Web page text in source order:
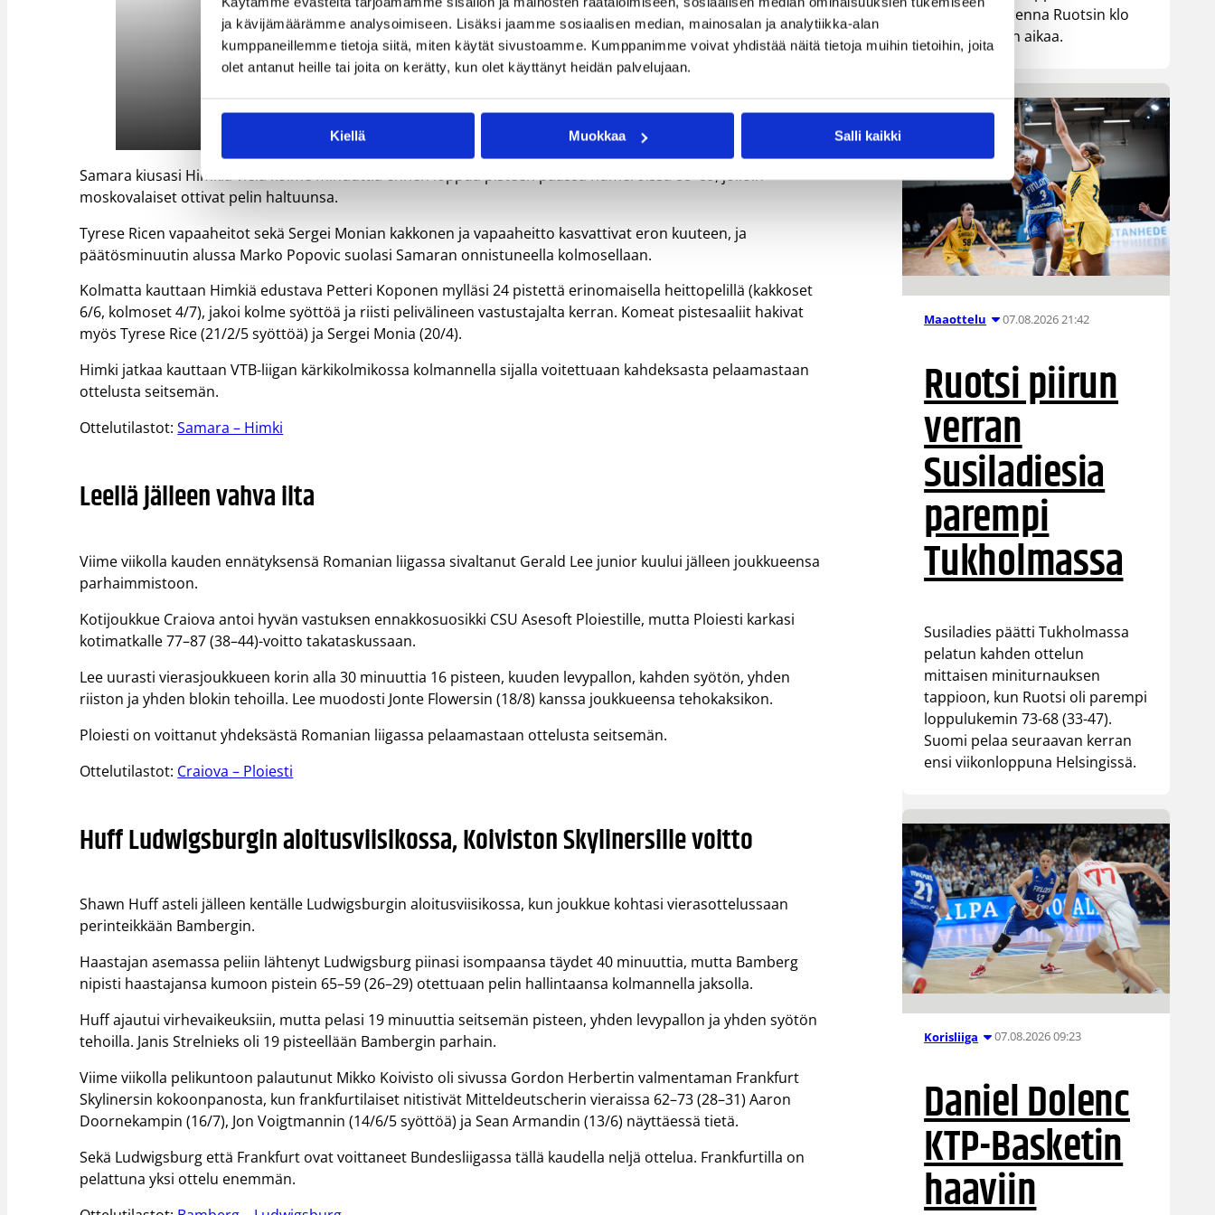
ja kävijämäärämme analysoimiseen. Lisäksi jaamme sosiaalisen median, mainosalan ja analytiikka-alan
kumppaneillemme tietoja siitä, miten käytät sivustoamme. Kumppanimme voivat yhdistää näitä tietoja muihin tietoihin, joita
olet antanut heille tai joita on kerätty, kun olet käyttänyt heidän palvelujaan.
Kiellä Muokkaa Salli kaikki
Samara kiusasi Himkiä vielä kolme minuuttia ennen loppua pisteen päässä numeroissa 88–89, jolloin
moskovalaiset ottivat pelin haltuunsa.
Tyrese Ricen vapaaheitot sekä Sergei Monian kakkonen ja vapaaheitto kasvattivat eron kuuteen, ja
päätösminuutin alussa Marko Popovic suolasi Samaran onnistuneella kolmosellaan.
Kolmatta kauttaan Himkiä edustava Petteri Koponen mylläsi 24 pistettä erinomaisella heittopelillä (kakkoset
6/6, kolmoset 4/7), jakoi kolme syöttöä ja riisti pelivälineen vastustajalta kerran. Komeat pistesaaliit hakivat
myös Tyrese Rice (21/2/5 syöttöä) ja Sergei Monia (20/4).
Himki jatkaa kauttaan VTB-liigan kärkikolmikossa kolmannella sijalla voitettuaan kahdeksasta pelaamastaan
ottelusta seitsemän.
Ottelutilastot:Samara – Himki
Leellä jälleen vahva ilta
Viime viikolla kauden ennätyksensä Romanian liigassa sivaltanut Gerald Lee junior kuului jälleen joukkueensa
parhaimmistoon.
Kotijoukkue Craiova antoi hyvän vastuksen ennakkosuosikki CSU Asesoft Ploiestille, mutta Ploiesti karkasi
kotimatkalle 77–87 (38–44)-voitto takataskussaan.
Lee uurasti vierasjoukkueen korin alla 30 minuuttia 16 pisteen, kuuden levypallon, kahden syötön, yhden
riiston ja yhden blokin tehoilla. Lee muodosti Jonte Flowersin (18/8) kanssa joukkueensa tehokaksikon.
Ploiesti on voittanut yhdeksästä Romanian liigassa pelaamastaan ottelusta seitsemän.
Ottelutilastot: Craiova – Ploiesti
Huff Ludwigsburgin aloitusviisikossa, Koiviston Skylinersille voitto
Shawn Huff asteli jälleen kentälle Ludwigsburgin aloitusviisikossa, kun joukkue kohtasi vierasottelussaan
perinteikkään Bambergin.
Haastajan asemassa peliin lähtenyt Ludwigsburg piinasi isompaansa täydet 40 minuuttia, mutta Bamberg
nipisti haastajansa kumoon pistein 65–59 (26–29) otettuaan pelin hallintaansa kolmannella jaksolla.
Huff ajautui virhevaikeuksiin, mutta pelasi 19 minuuttia seitsemän pisteen, yhden levypallon ja yhden syötön
tehoilla. Janis Strelnieks oli 19 pisteellään Bambergin parhain.
Viime viikolla pelikuntoon palautunut Mikko Koivisto oli sivussa Gordon Herbertin valmentaman Frankfurt
Skylinersin kokoonpanosta, kun frankfurtilaiset nitistivät Mitteldeutscherin vieraissa 62–73 (28–31) Aaron
Doornekampin (16/7), Jon Voigtmannin (14/6/5 syöttöä) ja Sean Armandin (13/6) näyttäessä tietä.
Sekä Ludwigsburg että Frankfurt ovat voittaneet Bundesliigassa tällä kaudella neljä ottelua. Frankfurtilla on
pelattuna yksi ottelu enemmän.
kohtaa huomenna Ruotsin klo
19.30 Suomen aikaa.
Maaottelu 07.08.2026 21:42
Ruotsi piirun
verran
Susiladiesia
parempi
Tukholmassa
Susiladies päätti Tukholmassa
pelatun kahden ottelun
mittaisen miniturnauksen
tappioon, kun Ruotsi oli parempi
loppulukemin 73-68 (33-47).
Suomi pelaa seuraavan kerran
ensi viikonloppuna Helsingissä.
Korisliiga 07.08.2026 09:23
Daniel Dolenc
KTP-Basketin
haaviin